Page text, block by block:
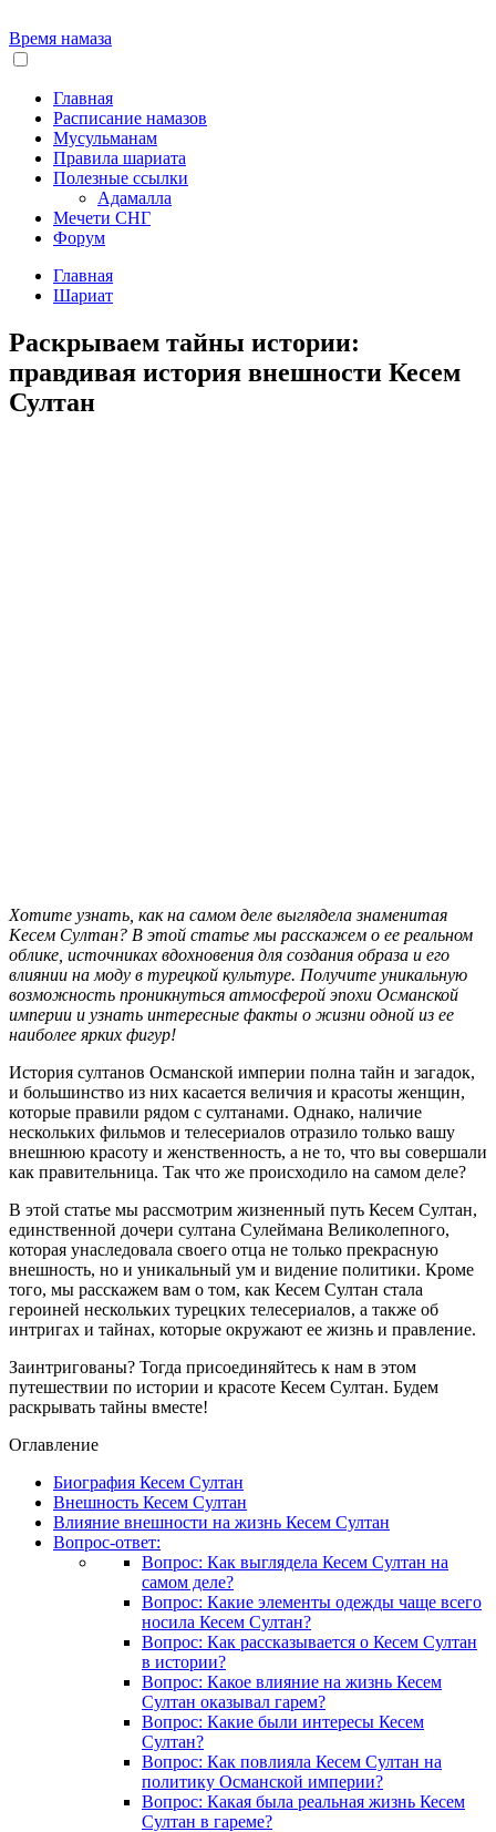
Время намаза
Главная
Расписание намазов
Мусульманам
Правила шариата
Полезные ссылки
Адамалла
Мечети СНГ
Форум
Главная
Шариат
Раскрываем тайны истории:
правдивая история внешности Кесем
Султан
Хотите узнать, как на самом деле выглядела знаменитая
Кесем Султан? В этой статье мы расскажем о ее реальном
облике, источниках вдохновения для создания образа и его
влиянии на моду в турецкой культуре. Получите уникальную
возможность проникнуться атмосферой эпохи Османской
империи и узнать интересные факты о жизни одной из ее
наиболее ярких фигур!
История султанов Османской империи полна тайн и загадок,
и большинство из них касается величия и красоты женщин,
которые правили рядом с султанами. Однако, наличие
нескольких фильмов и телесериалов отразило только вашу
внешнюю красоту и женственность, а не то, что вы совершали
как правительница. Так что же происходило на самом деле?
В этой статье мы рассмотрим жизненный путь Кесем Султан,
единственной дочери султана Сулеймана Великолепного,
которая унаследовала своего отца не только прекрасную
внешность, но и уникальный ум и видение политики. Кроме
того, мы расскажем вам о том, как Кесем Султан стала
героиней нескольких турецких телесериалов, а также об
интригах и тайнах, которые окружают ее жизнь и правление.
Заинтригованы? Тогда присоединяйтесь к нам в этом
путешествии по истории и красоте Кесем Султан. Будем
раскрывать тайны вместе!
Оглавление
Биография Кесем Султан
Внешность Кесем Султан
Влияние внешности на жизнь Кесем Султан
Вопрос-ответ:
Вопрос: Как выглядела Кесем Султан на
самом деле?
Вопрос: Какие элементы одежды чаще всего
носила Кесем Султан?
Вопрос: Как рассказывается о Кесем Султан
в истории?
Вопрос: Какое влияние на жизнь Кесем
Султан оказывал гарем?
Вопрос: Какие были интересы Кесем
Султан?
Вопрос: Как повлияла Кесем Султан на
политику Османской империи?
Вопрос: Какая была реальная жизнь Кесем
Султан в гареме?